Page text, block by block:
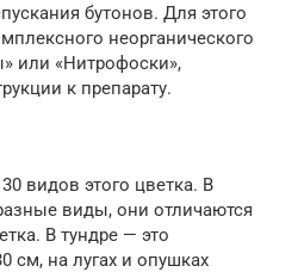
бутонов. Для этого
неорганического
или «Нитрофоски»,
к препарату.
видов этого цветка. В
виды, они отличаются
В тундре — это
см, на лугах и опушках